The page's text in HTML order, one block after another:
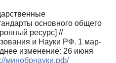
основного общего
ресурс] //
и Науки РФ. 1 мар­
изменение: 26 июня
минобрнауки.рф/